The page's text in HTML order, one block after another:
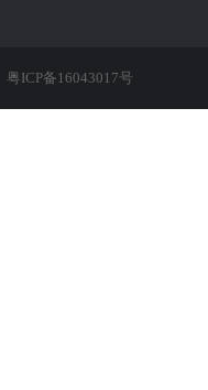
粤ICP备16043017号